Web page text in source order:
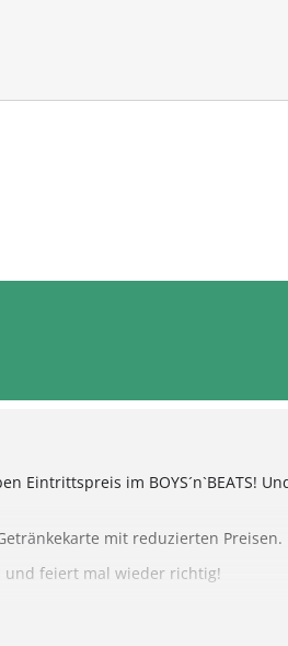
Eintrittspreis im BOYS´n`BEATS!
mit reduzierten Preisen.
und feiert mal wieder richtig!